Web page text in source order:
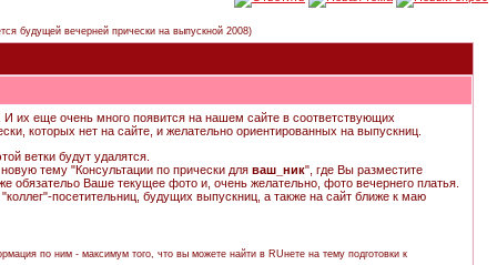
будущей вечерней прически на выпускной 2008)
их еще очень много появится на нашем сайте в соответствующих
которых нет на сайте, и желательно ориентированных на выпускниц.
ветки будут удалятся.
тему "Консультации по прически для ваш_ник", где Вы разместите
обязательо Ваше текущее фото и, очень желательно, фото вечернего платья.
посетительниц, будущих выпускниц, а также на сайт ближе к маю
по ним - максимум того, что вы можете найти в RUнете на тему подготовки к